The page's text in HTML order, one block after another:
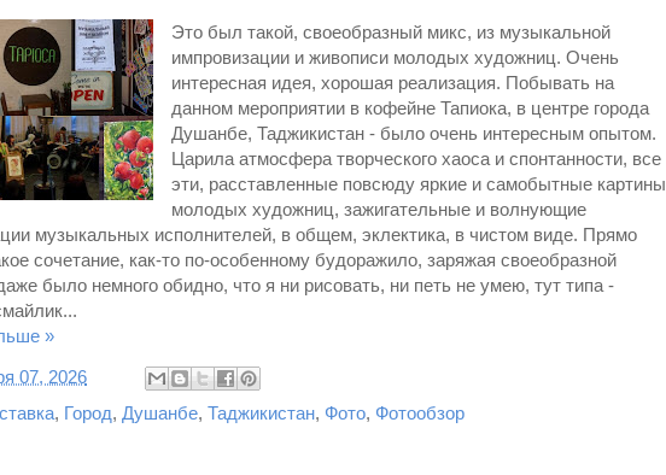
Это был такой, своеобразный микс, из музыкальной
импровизации и живописи молодых художниц. Очень
интересная идея, хорошая реализация. Побывать на
данном мероприятии в кофейне Тапиока, в центре города
Душанбе, Таджикистан - было очень интересным опытом.
Царила атмосфера творческого хаоса и спонтанности, все
эти, расставленные повсюду яркие и самобытные картины
молодых художниц, зажигательные и волнующие
музыкальных исполнителей, в общем, эклектика, в чистом виде. Прямо
сочетание, как-то по-особенному будоражило, заряжая своеобразной
было немного обидно, что я ни рисовать, ни петь не умею, тут типа -
»
07, 2026
, Город, Душанбе, Таджикистан, Фото, Фотообзор